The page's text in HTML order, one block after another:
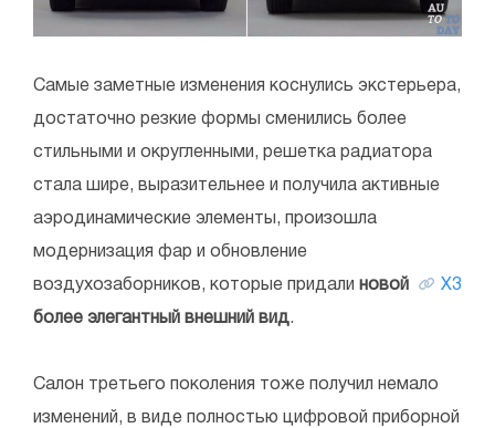
Самые заметные изменения коснулись экстерьера,
достаточно резкие формы сменились более
стильными и округленными, решетка радиатора
стала шире, выразительнее и получила активные
аэродинамические элементы, произошла
модернизация фар и обновление
воздухозаборников, которые придали новой Х3
более элегантный внешний вид.
Салон третьего поколения тоже получил немало
изменений, в виде полностью цифровой приборной